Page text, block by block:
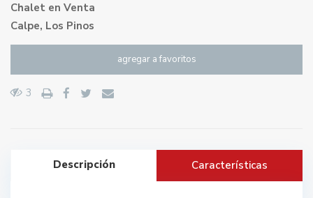
Chalet en Venta
Calpe, Los Pinos
agregar a favoritos
3
Descripción Características